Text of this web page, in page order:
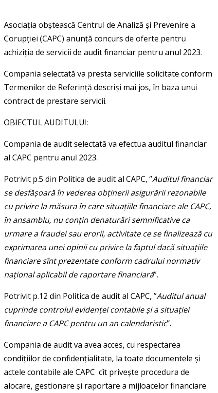
Asociația obștească Centrul de Analiză și Prevenire a
Corupției (CAPC) anunță concurs de oferte pentru
achiziția de servicii de audit financiar pentru anul 2023.
Compania selectată va presta serviciile solicitate conform
Termenilor de Referință descriși mai jos, în baza unui
contract de prestare servicii.
OBIECTUL AUDITULUI:
Compania de audit selectată va efectua auditul financiar
al CAPC pentru anul 2023.
Potrivit p.5 din Politica de audit al CAPC, ”Auditul financiar
se desfășoară în vederea obținerii asigurării rezonabile
cu privire la măsura în care situațiile financiare ale CAPC,
în ansamblu, nu conțin denaturări semnificative ca
urmare a fraudei sau erorii, activitate ce se finalizează cu
exprimarea unei opinii cu privire la faptul dacă situațiile
financiare sînt prezentate conform cadrului normativ
național aplicabil de raportare financiară”.
Potrivit p.12 din Politica de audit al CAPC, ”Auditul anual
cuprinde controlul evidenței contabile și a situației
financiare a CAPC pentru un an calendaristic”.
Compania de audit va avea acces, cu respectarea
condițiilor de confidențialitate, la toate documentele şi
actele contabile ale CAPC cît privește procedura de
alocare, gestionare şi raportare a mijloacelor financiare